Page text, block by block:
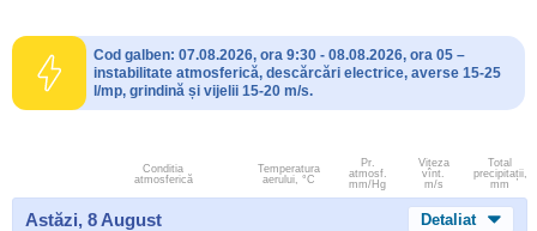
Cod galben: 07.08.2026, ora 9:30 - 08.08.2026, ora 05 –
instabilitate atmosferică, descărcări electrice, averse 15-25
l/mp, grindină și vijelii 15-20 m/s.
Conditia
atmosferică
Temperatura
aerului, °C
Pr.
atmosf.
mm/Hg
Viteza
vînt.
m/s
Total
precipitații,
mm
Astăzi, 8 August Detaliat